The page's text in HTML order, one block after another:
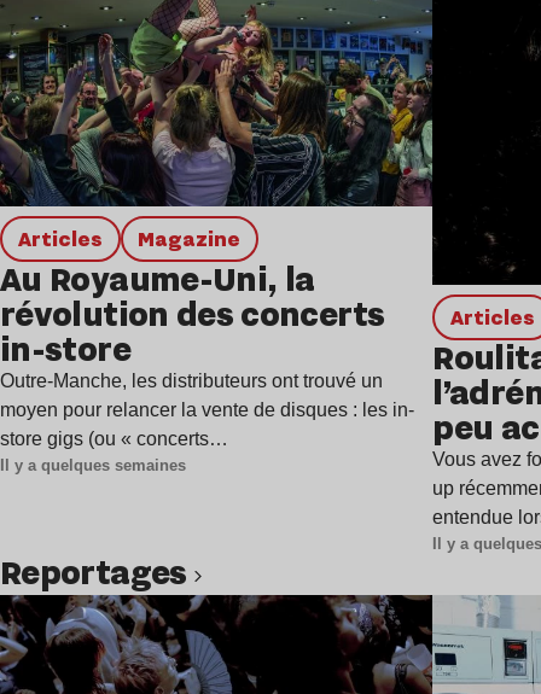
Articles magazine
Au Royaume-Uni, la
révolution des concerts
in-store
Outre-Manche, les distributeurs ont trouvé un
moyen pour relancer la vente de disques : les in-
store gigs (ou « concerts…
Il y a quelques semaines
Articles
peu
Vous avez
up
entendue
Il y a
Reportages
Lire l’article